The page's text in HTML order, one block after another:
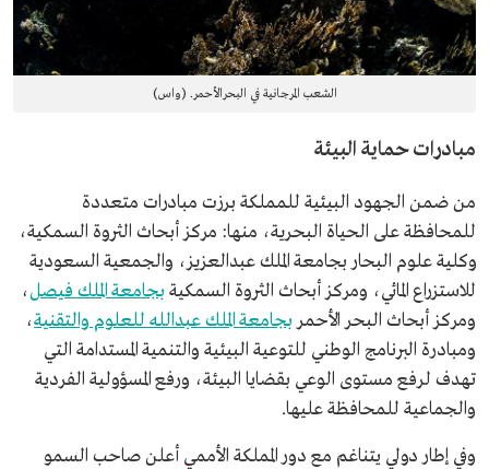
الشعب المرجانية في البحرالأحمر. (واس)
مبادرات حماية البيئة
من ضمن الجهود البيئية للمملكة برزت مبادرات متعددة
للمحافظة على الحياة البحرية، منها: مركز أبحاث الثروة السمكية،
وكلية علوم البحار بجامعة الملك عبدالعزيز، والجمعية السعودية
للاستزراع المائي، ومركز أبحاث الثروة السمكية بجامعة الملك فيصل،
ومركز أبحاث البحر الأحمر بجامعة الملك عبدالله للعلوم والتقنية،
ومبادرة البرنامج الوطني للتوعية البيئية والتنمية المستدامة التي
تهدف لرفع مستوى الوعي بقضايا البيئة، ورفع المسؤولية الفردية
والجماعية للمحافظة عليها.
وفي إطار دولي يتناغم مع دور المملكة الأممي أعلن صاحب السمو